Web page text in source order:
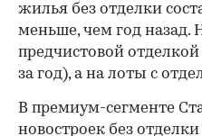
жилья без отделки
меньше, чем год назад.
предчистовой
за год), а на лоты с
В премиум-сегменте
новостроек без отделки